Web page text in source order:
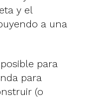
y el
a una
para
para
(o